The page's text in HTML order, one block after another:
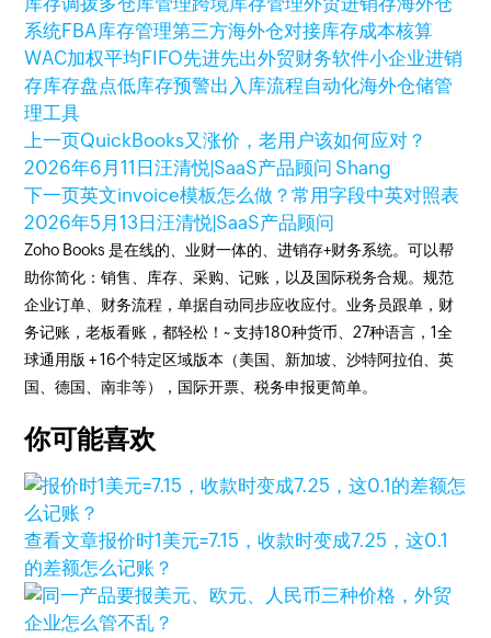
系统FBA库存管理第三方海外仓对接库存成本核算
WAC加权平均 FIFO先进先出外贸财务软件小企业进销
存库存盘点低库存预警出入库流程自动化海外仓储管
理工具
上一页QuickBooks又涨价，老用户该如何应对？
2026年6月11日汪清悦|SaaS产品顾问 Shang
下一页英文invoice模板怎么做？常用字段中英对照表
2026年5月13日汪清悦|SaaS产品顾问
Zoho Books 是在线的、业财一体的、进销存+财务系统。可以帮
助你简化：销售、库存、采购、记账，以及国际税务合规。规范
企业订单、财务流程，单据自动同步应收应付。业务员跟单，财
务记账，老板看账，都轻松！~ 支持180种货币、27种语言，1全
球通用版 + 16个特定区域版本（美国、新加坡、沙特阿拉伯、英
国、德国、南非等），国际开票、税务申报更简单。
你可能喜欢
查看文章报价时1美元=7.15，收款时变成7.25，这0.1
的差额怎么记账？